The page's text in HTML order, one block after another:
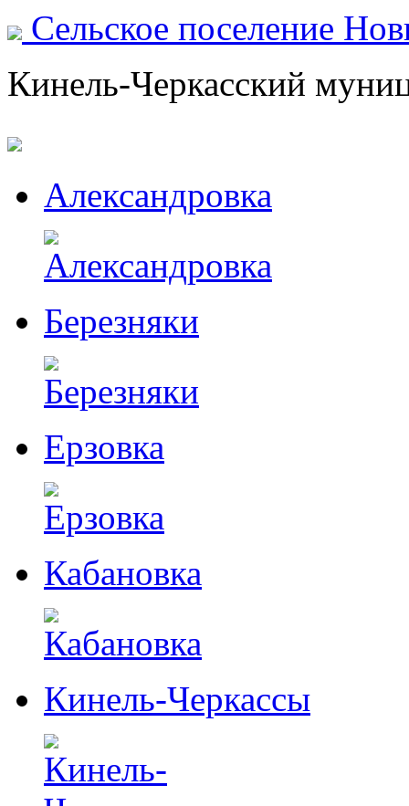
Сельское поселение
Кинель-Черкасский
Александровка
Березняки
Ерзовка
Кабановка
Кинель-Черкассы